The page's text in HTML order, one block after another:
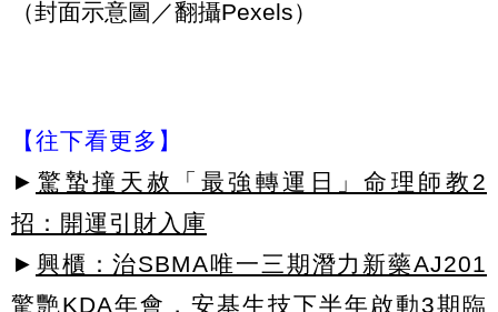
（封面示意圖／翻攝Pexels）
【往下看更多】
► 驚蟄撞天赦「最強轉運日」命理師教2
招：開運引財入庫
► 興櫃：治SBMA唯一三期潛力新藥AJ201
驚艷KDA年會，安基生技下半年啟動3期臨